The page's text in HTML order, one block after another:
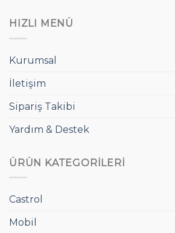
HIZLI MENÜ
Kurumsal
İletişim
Sipariş Takibi
Yardım & Destek
ÜRÜN KATEGORILERI
Castrol
Mobil